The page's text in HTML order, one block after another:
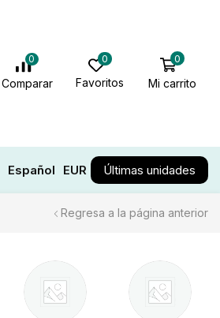
0
Comparar
0
Favoritos
0
Mi carrito
Español EUR Últimas unidades
Regresa a la página anterior